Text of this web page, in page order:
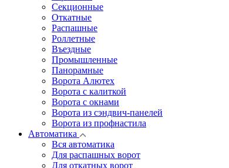
Секционные
Откатные
Распашные
Роллетные
Въездные
Промышленные
Панорамные
Ворота Алютех
Ворота с калиткой
Ворота c окнами
Ворота из сэндвич-панелей
Ворота из профнастила
Автоматика
Вся автоматика
Для распашных ворот
Для откатных ворот